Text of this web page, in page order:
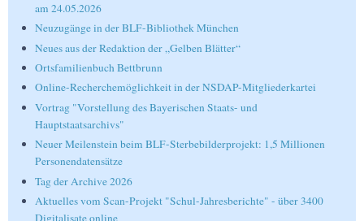
am 24.05.2026
Neuzugänge in der BLF-Bibliothek München
Neues aus der Redaktion der „Gelben Blätter“
Ortsfamilienbuch Bettbrunn
Online-Recherchemöglichkeit in der NSDAP-Mitgliederkartei
Vortrag "Vorstellung des Bayerischen Staats- und
Hauptstaatsarchivs"
Neuer Meilenstein beim BLF-Sterbebilderprojekt: 1,5 Millionen
Personendatensätze
Tag der Archive 2026
Aktuelles vom Scan-Projekt "Schul-Jahresberichte" - über 3400
Digitalisate online